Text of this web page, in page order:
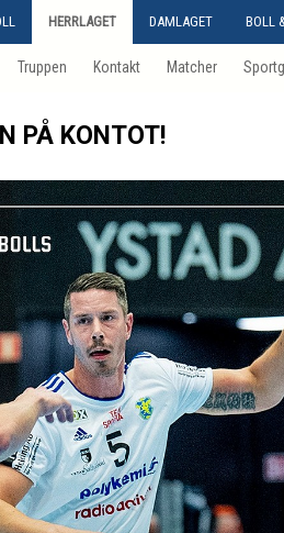
HERRLAGET DAMLAGET BOLL
Truppen Kontakt Matcher
PÅ KONTOT!